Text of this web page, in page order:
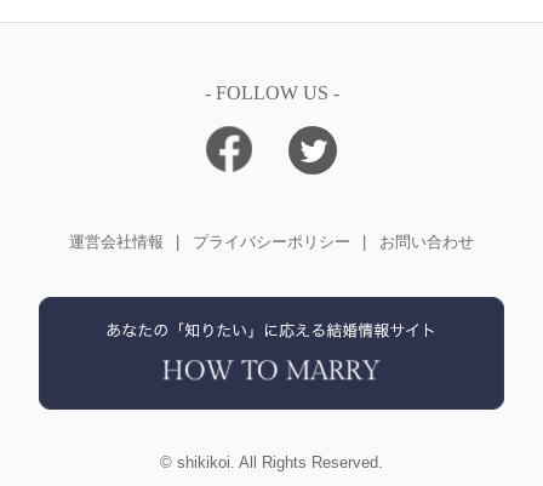
- FOLLOW US -
運営会社情報 プライバシーポリシー お問い合わせ
© shikikoi. All Rights Reserved.